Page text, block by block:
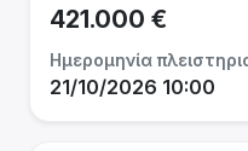
421.000 €
Ημερομηνία
21/10/2026 10:00